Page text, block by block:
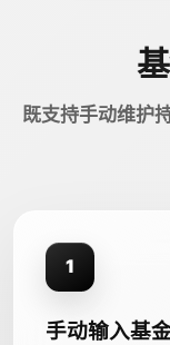
既支持手动维护
1
手动输入基